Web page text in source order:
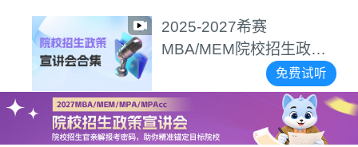
2025-2027希赛
MBA/MEM院校招生政策
宣讲会合集
免费试听